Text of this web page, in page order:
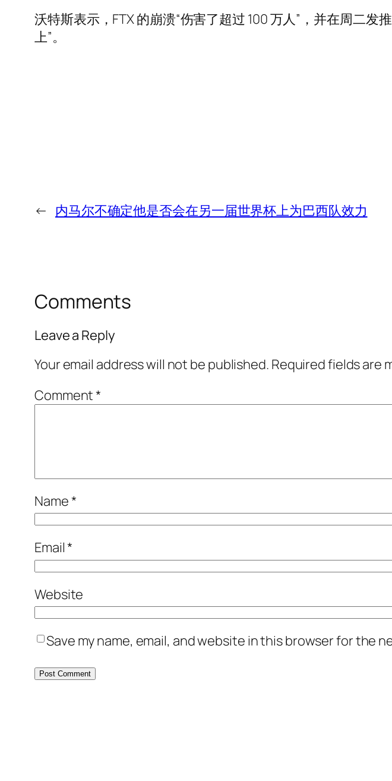
沃特斯表示，FTX 的崩溃“伤害了超过 100 万人”，并在周二
上”。
← 内马尔不确定他是否会在另一届世界杯上为巴西队效力
Comments
Leave a Reply
Your email address will not be published. Required fields are
Comment*
Name*
Email*
Website
Save my name, email, and website in this browser for the